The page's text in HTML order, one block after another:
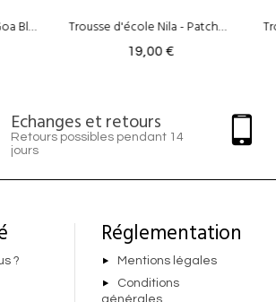
Trousse d'école Nila - Patchy Miel Trousse d'école Nila - Patchy Blue
19,00 €
Echanges et retours
Retours possibles pendant 14
jours
?
Réglementation
Mentions légales
Conditions
générales